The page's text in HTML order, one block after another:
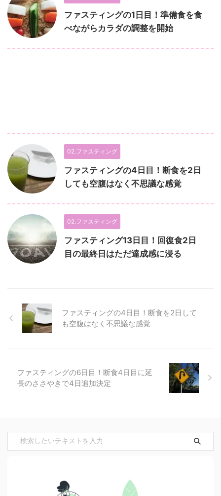
ファスティングの1日目！準備食を食
べながらカラダの調整を開始
02.ファスティング
ファスティングの4日目！断食を2日
しても空腹はなく不思議な感覚
02.ファスティング
ファスティング13日目！回復食2日
目の最終日はただ達成感に浸る
ファスティングの4日目！断食を2日して
も空腹はなく不思議な感覚
ファスティングの6日目！断食4日目に延
長のささやきで4日追加決定